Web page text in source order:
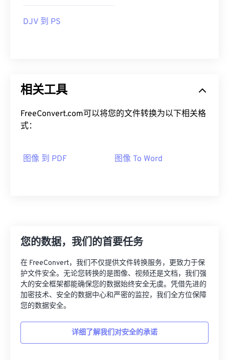
DJV 到 PS
相关工具
FreeConvert.com可以将您的文件转换为以下相关格
式：
图像 到 PDF 图像 To Word
您的数据，我们的首要任务
在 FreeConvert，我们不仅提供文件转换服务，更致力于保
护文件安全。无论您转换的是图像、视频还是文档，我们强
大的安全框架都能确保您的数据始终安全无虞。凭借先进的
加密技术、安全的数据中心和严密的监控，我们全方位保障
您的数据安全。
详细了解我们对安全的承诺